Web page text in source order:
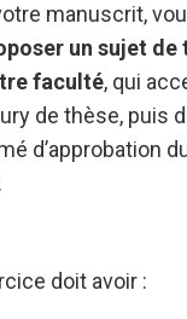
manuscrit,
un sujet de
faculté, qui
de thèse, puis
d’approbation
doit avoir :